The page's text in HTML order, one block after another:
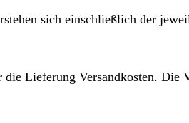
sich einschließlich der
Lieferung Versandkosten.